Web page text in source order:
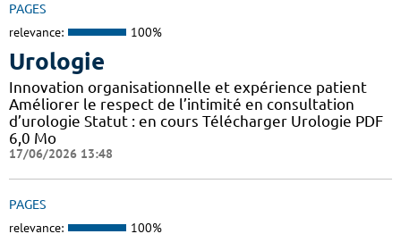
PAGES
relevance: 100%
Urologie
Innovation organisationnelle et expérience patient
Améliorer le respect de l’intimité en consultation
d’urologie Statut : en cours Télécharger Urologie PDF
6,0 Mo
17/06/2026 13:48
PAGES
relevance: 100%